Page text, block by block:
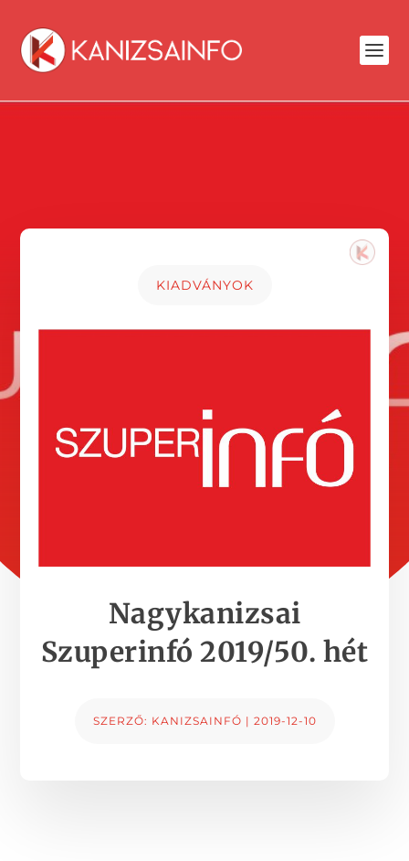
KIADVÁNYOK
Nagykanizsai
Szuperinfó 2019/50. hét
SZERZŐ: KANIZSAINFÓ | 2019-12-10